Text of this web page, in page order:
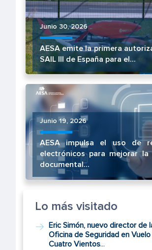
Junio 30, 2026
AESA emite la primera
SAIL III de España para el...
Junio 19, 2026
AESA impulsa el uso de
electrónicos para mejorar la
documental...
Lo más visitado
Eric Simón, nuevo director de
Oficina de Seguridad en
Cuatro Vientos...